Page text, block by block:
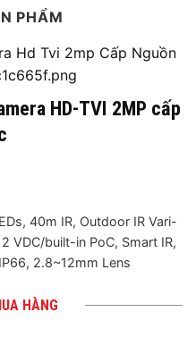
PHẨM
HD-TVI 2MP cấp
40m IR, Outdoor IR Vari-
VDC/built-in PoC, Smart IR,
2.8~12mm Lens
HÀNG